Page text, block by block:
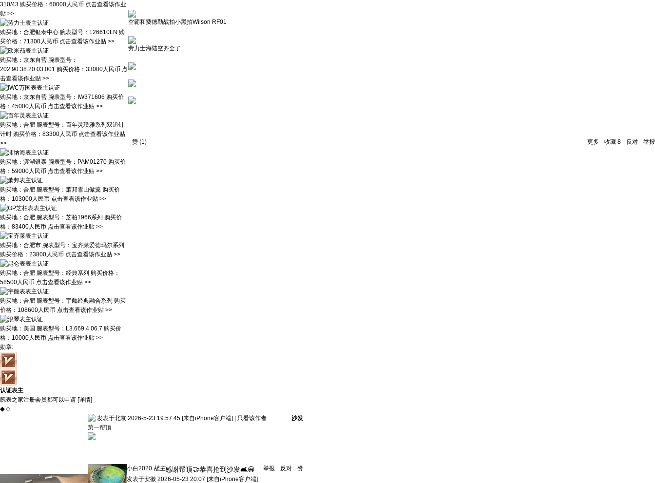
310/43 购买价格： 60000人民币 点击查看该作业
贴 >>
购买地： 合肥银泰中心 腕表型号： 126610LN 购
买价格： 71300人民币 点击查看该作业贴 >>
购买地： 京东自营 腕表型号：
202.90.38.20.03.001 购买价格： 33000人民币 点
击查看该作业贴 >>
购买地： 京东自营 腕表型号： IW371606 购买价
格： 45000人民币 点击查看该作业贴 >>
购买地： 合肥 腕表型号： 百年灵璞雅系列双追针
计时 购买价格： 83300人民币 点击查看该作业贴
>>
购买地： 滨湖银泰 腕表型号： PAM01270 购买价
格： 59000人民币 点击查看该作业贴 >>
购买地： 合肥 腕表型号： 萧邦雪山傲翼 购买价
格： 103000人民币 点击查看该作业贴 >>
购买地： 合肥 腕表型号： 芝柏1966系列 购买价
格： 83400人民币 点击查看该作业贴 >>
购买地： 合肥市 腕表型号： 宝齐莱爱德玛尔系列
购买价格： 23800人民币 点击查看该作业贴 >>
购买地： 合肥 腕表型号： 经典系列 购买价格：
58500人民币 点击查看该作业贴 >>
购买地： 合肥 腕表型号： 宇舶经典融合系列 购买
价格： 108600人民币 点击查看该作业贴 >>
购买地： 美国 腕表型号： L3.669.4.06.7 购买价
格： 10000人民币 点击查看该作业贴 >>
勋章:
认证表主
腕表之家注册会员都可以申请 [详情]
◆ ◇
空霸和费德勒战拍小黑拍Wilson RF01
劳力士海陆空齐全了
赞 (1) 更多 收藏 8 反对 举报
沙发
发表于北京 2026-5-23 19:57:45 [来自iPhone客户端]
只看该作者
第一帮顶
举报 反对 赞
小白2020 楼主感谢帮顶🤝恭喜抢到沙发🛋️😀
发表于安徽 2026-05-23 20:07 [来自iPhone客户端]